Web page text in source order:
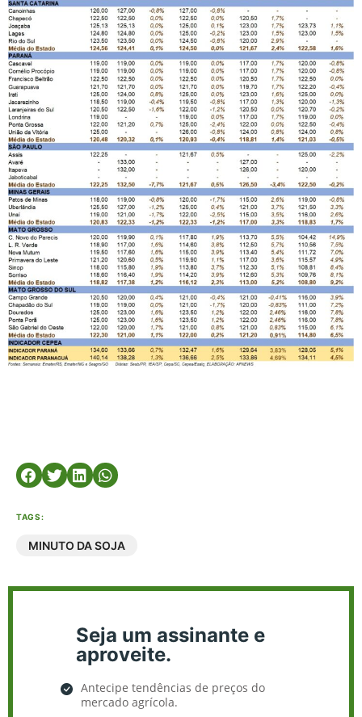
TAGS:
MINUTO DA SOJA
Seja um assinante e
aproveite.
Antecipe tendências de preços do
mercado agrícola.